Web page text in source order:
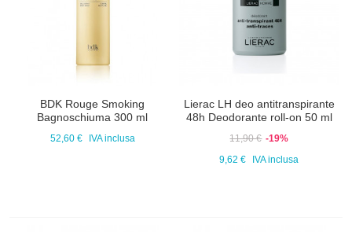
BDK Rouge Smoking
Bagnoschiuma 300 ml
52,60 € IVA inclusa
Lierac LH deo antitranspirante
48h Deodorante roll-on 50 ml
11,90 € -19%
9,62 €
IVA inclusa